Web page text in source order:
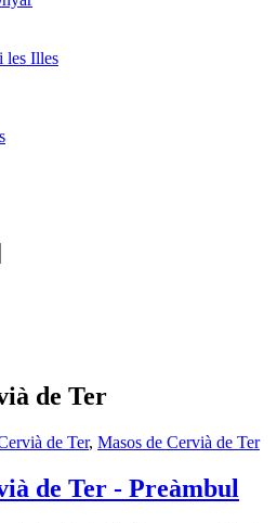
les Illes
de Ter
de Ter, Masos de Cervià de Ter
de Ter - Preàmbul